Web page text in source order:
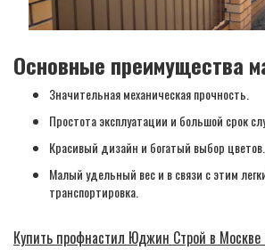
Основные преимущества
Значительная механическая прочность.
Простота эксплуатации и большой срок
Красивый дизайн и богатый выбор цветов.
Малый удельный вес и в связи с этим
транспортировка.
Купить профнастил Юджин Строй в